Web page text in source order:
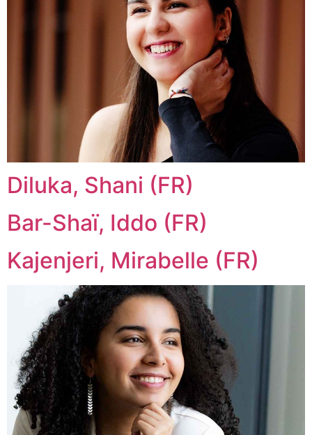
Diluka, Shani (FR)
Bar-Shaï, Iddo (FR)
Kajenjeri, Mirabelle (FR)